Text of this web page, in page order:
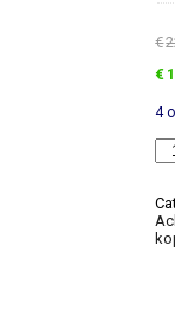
€
€
4